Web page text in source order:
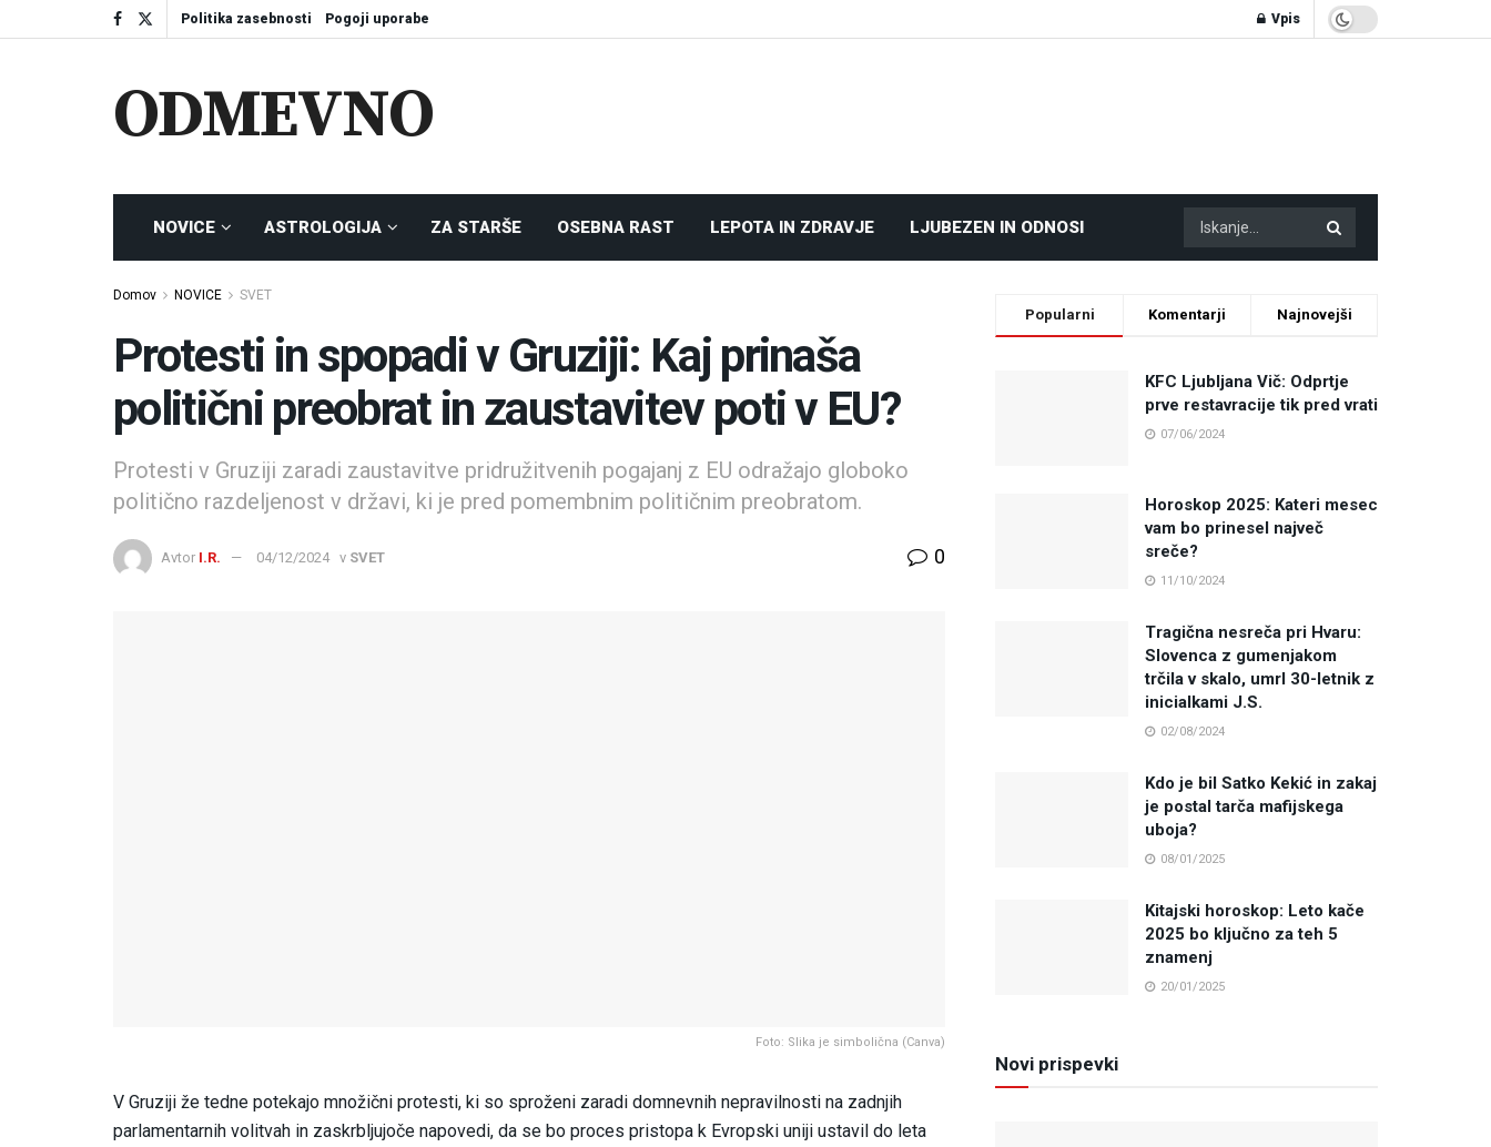
Politika zasebnosti Pogoji uporabe Vpis
ODMEVNO
NOVICE ASTROLOGIJA ZA STARŠE OSEBNA RAST LEPOTA IN ZDRAVJE LJUBEZEN IN ODNOSI
Domov NOVICE SVET
Protesti in spopadi v Gruziji: Kaj prinaša
politični preobrat in zaustavitev poti v EU?
Protesti v Gruziji zaradi zaustavitve pridružitvenih pogajanj z EU odražajo globoko
politično razdeljenost v državi, ki je pred pomembnim političnim preobratom.
Avtor I.R. 04/12/2024 v SVET 0
Foto: Slika je simbolična (Canva)
V Gruziji že tedne potekajo množični protesti, ki so sproženi zaradi domnevnih nepravilnosti na zadnjih
parlamentarnih volitvah in zaskrbljujoče napovedi, da se bo proces pristopa k Evropski uniji ustavil do leta
Popularni Komentarji Najnovejši
KFC Ljubljana Vič: Odprtje
prve restavracije tik pred vrati
07/06/2024
Horoskop 2025: Kateri mesec
vam bo prinesel največ
sreče?
11/10/2024
Tragična nesreča pri Hvaru:
Slovenca z gumenjakom
trčila v skalo, umrl 30-letnik z
inicialkami J.S.
02/08/2024
Kdo je bil Satko Kekić in zakaj
je postal tarča mafijskega
uboja?
08/01/2025
Kitajski horoskop: Leto kače
2025 bo ključno za teh 5
znamenj
20/01/2025
Novi prispevki